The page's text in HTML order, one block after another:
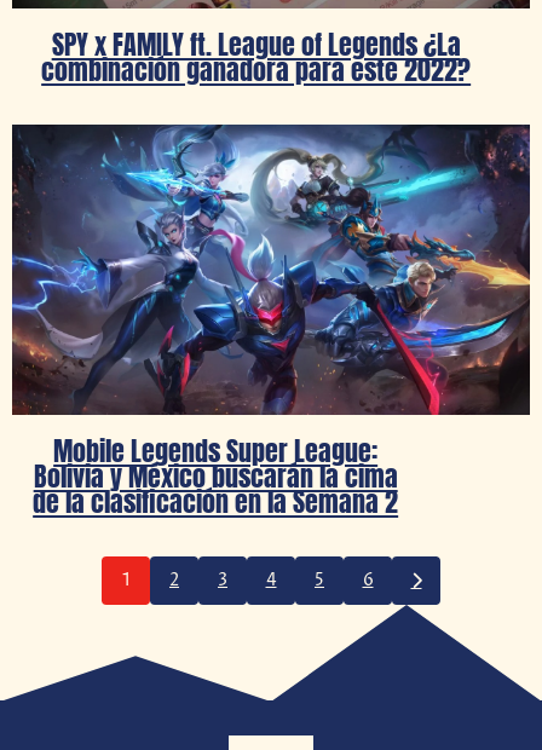
SPY x FAMILY ft. League of Legends ¿La
combinación ganadora para este 2022?
Mobile Legends Super League:
Bolivia y México buscarán la cima
de la clasificación en la Semana 2
1 2 3 4 5 6